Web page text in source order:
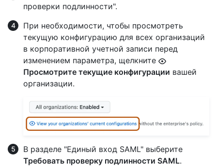
проверки подлинности".
При необходимости, чтобы просмотреть
текущую конфигурацию для всех организаций
в корпоративной учетной записи перед
изменением параметра, щелкните
Просмотрите текущие конфигурации вашей
организации.
В разделе "Единый вход SAML" выберите
Требовать проверку подлинности SAML.